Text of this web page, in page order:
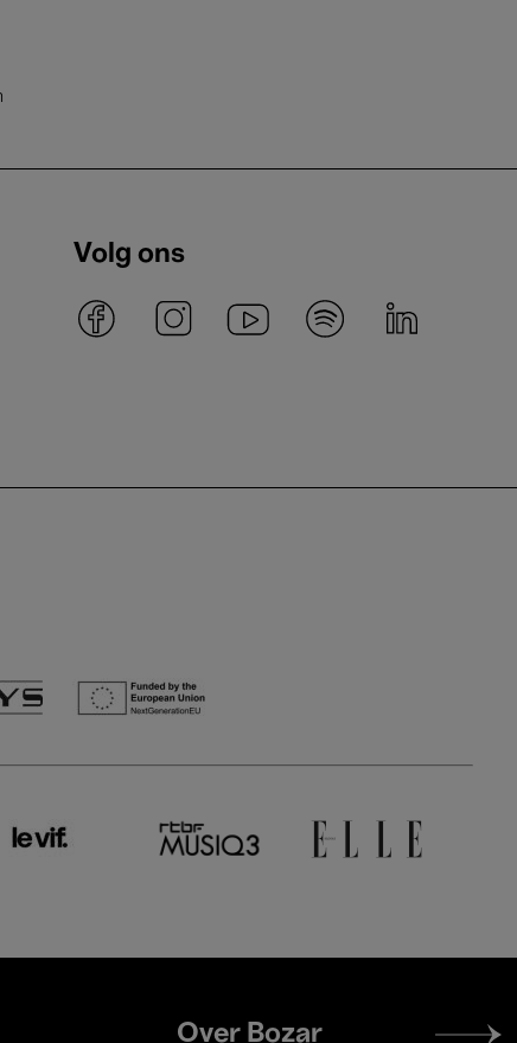
Volg ons
Footer
Over Bozar